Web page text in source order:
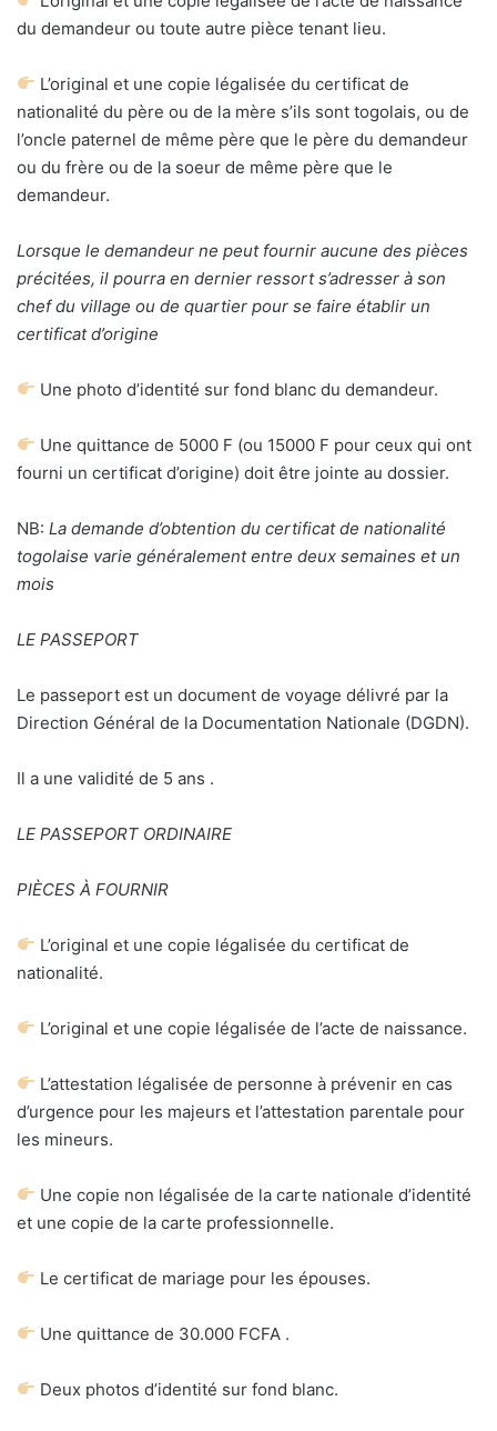
du demandeur ou toute autre pièce tenant lieu.
L’original et une copie légalisée du certificat de
nationalité du père ou de la mère s’ils sont togolais, ou de
l’oncle paternel de même père que le père du demandeur
ou du frère ou de la soeur de même père que le
demandeur.
Lorsque le demandeur ne peut fournir aucune des pièces
précitées, il pourra en dernier ressort s’adresser à son
chef du village ou de quartier pour se faire établir un
certificat d’origine
Une photo d’identité sur fond blanc du demandeur.
Une quittance de 5000 F (ou 15000 F pour ceux qui ont
fourni un certificat d’origine) doit être jointe au dossier.
NB: La demande d’obtention du certificat de nationalité
togolaise varie généralement entre deux semaines et un
mois
LE PASSEPORT
Le passeport est un document de voyage délivré par la
Direction Général de la Documentation Nationale (DGDN).
Il a une validité de 5 ans .
LE PASSEPORT ORDINAIRE
PIÈCES À FOURNIR
L’original et une copie légalisée du certificat de
nationalité.
L’original et une copie légalisée de l’acte de naissance.
L’attestation légalisée de personne à prévenir en cas
d’urgence pour les majeurs et l’attestation parentale pour
les mineurs.
Une copie non légalisée de la carte nationale d’identité
et une copie de la carte professionnelle.
Le certificat de mariage pour les épouses.
Une quittance de 30.000 FCFA .
Deux photos d’identité sur fond blanc.